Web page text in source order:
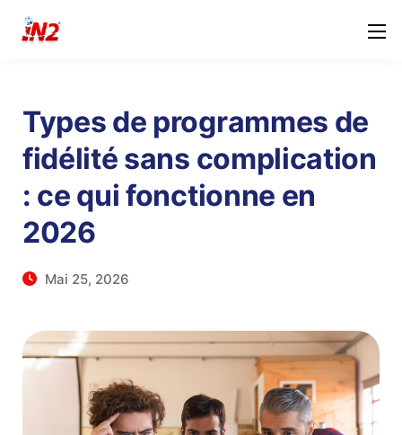
Types de programmes de
fidélité sans complication
: ce qui fonctionne en
2026
Mai 25, 2026